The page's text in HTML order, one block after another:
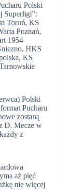
Polski
Superligi”:
Toruń, KS
Poznań,
1954
HKS
KS
Polski
Pucharu
zostaną
D. Mecze w
z
aż pięć
nie więcej